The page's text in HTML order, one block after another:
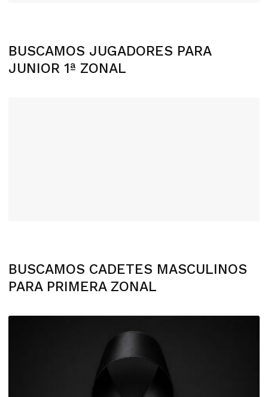
BUSCAMOS JUGADORES PARA
JUNIOR 1ª ZONAL
BUSCAMOS CADETES MASCULINOS
PARA PRIMERA ZONAL